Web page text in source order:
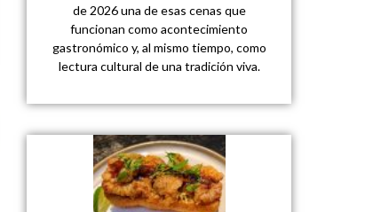
de 2026 una de esas cenas que
funcionan como acontecimiento
gastronómico y, al mismo tiempo, como
lectura cultural de una tradición viva.